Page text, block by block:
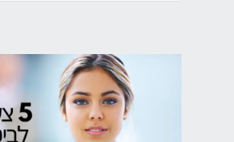
למקום הנכון.
היי מנהלים ומנהלות יקרות, הפעם
על ביטחון עצמי, ולהתחיל בשאלה,
עצמי בשבילכם? מה הייתם יכולים